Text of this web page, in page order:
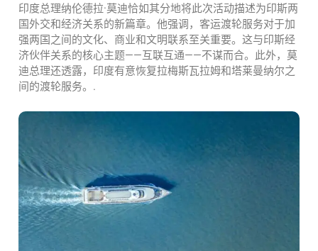
印度总理纳伦德拉·莫迪恰如其分地将此次活动描述为印斯两
国外交和经济关系的新篇章。他强调，客运渡轮服务对于加
强两国之间的文化、商业和文明联系至关重要。这与印斯经
济伙伴关系的核心主题——互联互通——不谋而合。此外，莫
迪总理还透露，印度有意恢复拉梅斯瓦拉姆和塔莱曼纳尔之
间的渡轮服务。.